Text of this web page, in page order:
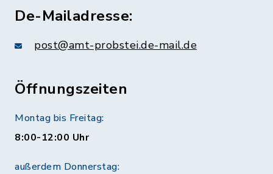
De-Mailadresse:
post@amt-probstei.de-mail.de
Öffnungszeiten
Montag bis Freitag:
8:00-12:00 Uhr
außerdem Donnerstag: